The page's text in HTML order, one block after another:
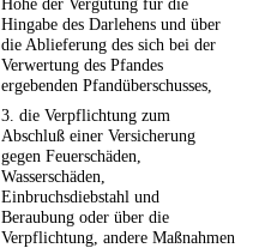
Höhe der Vergütung für die
Hingabe des Darlehens und über
die Ablieferung des sich bei der
Verwertung des Pfandes
ergebenden Pfandüberschusses,
3. die Verpflichtung zum
Abschluß einer Versicherung
gegen Feuerschäden,
Wasserschäden,
Einbruchsdiebstahl und
Beraubung oder über die
Verpflichtung, andere Maßnahmen